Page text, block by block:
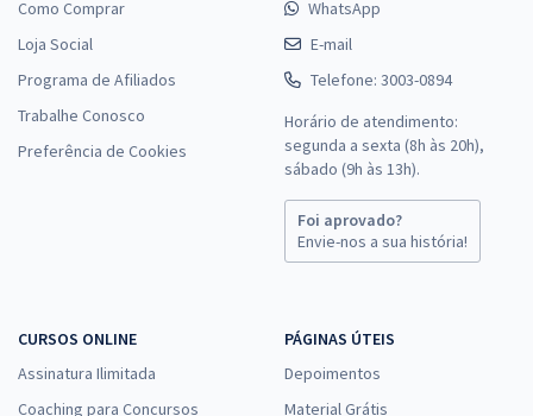
Como Comprar
Loja Social
Programa de Afiliados
Trabalhe Conosco
Preferência de Cookies
WhatsApp
E-mail
Telefone: 3003-0894
Horário de atendimento:
segunda a sexta (8h às 20h),
sábado (9h às 13h).
Foi aprovado?
Envie-nos a sua história!
CURSOS ONLINE
Assinatura Ilimitada
Coaching para Concursos
PÁGINAS ÚTEIS
Depoimentos
Material Grátis